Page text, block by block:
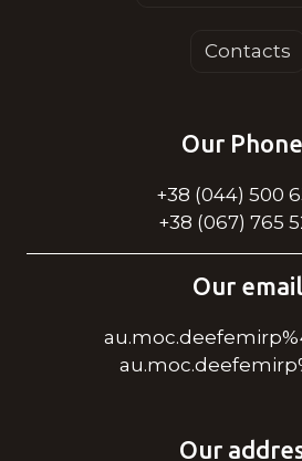
Contacts
Our
+38 (044) 500
+38 (067) 765
Our email
Our